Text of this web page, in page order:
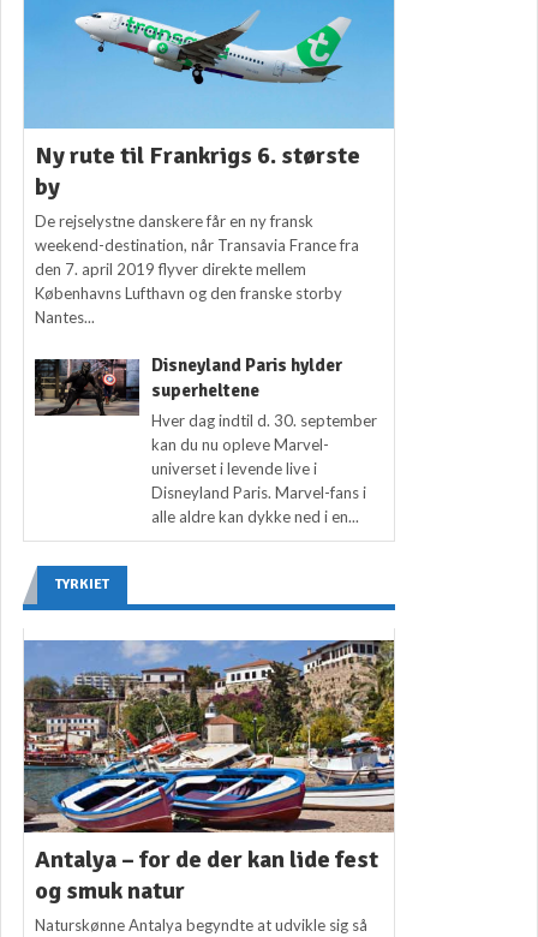
Ny rute til Frankrigs 6. største
by
De rejselystne danskere får en ny fransk
weekend-destination, når Transavia France fra
den 7. april 2019 flyver direkte mellem
Københavns Lufthavn og den franske storby
Nantes...
Disneyland Paris hylder
superheltene
Hver dag indtil d. 30. september
kan du nu opleve Marvel-
universet i levende live i
Disneyland Paris. Marvel-fans i
alle aldre kan dykke ned i en...
TYRKIET
Antalya – for de der kan lide fest
og smuk natur
Naturskønne Antalya begyndte at udvikle sig så